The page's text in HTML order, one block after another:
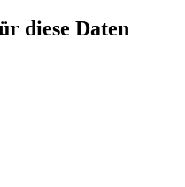
diese Daten